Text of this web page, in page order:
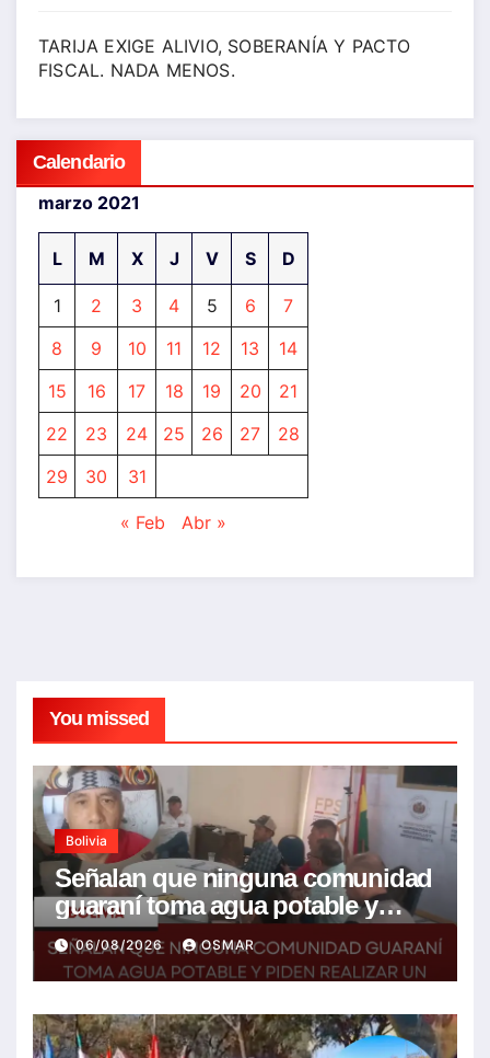
TARIJA EXIGE ALIVIO, SOBERANÍA Y PACTO
FISCAL. NADA MENOS.
Calendario
marzo 2021
L M X J V S D
1 2 3 4 5 6
7
8
9 10 11 12 13
14
15
16 17 18 19 20
21
22
23 24 25 26 27
28
29
30 31
« Feb Abr »
You missed
Bolivia
Señalan que ninguna comunidad
guaraní toma agua potable y
piden realizar un Foro para
resolver la problemática
06/08/2026 OSMAR